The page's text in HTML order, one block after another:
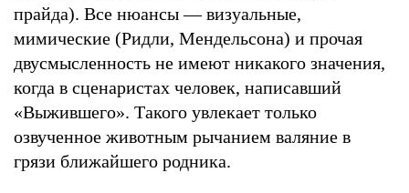
прайда). Все нюансы — визуальные,
мимические (Ридли, Мендельсона) и прочая
двусмысленность не имеют никакого значения,
когда в сценаристах человек, написавший
«Выжившего». Такого увлекает только
озвученное животным рычанием валяние в
грязи ближайшего родника.